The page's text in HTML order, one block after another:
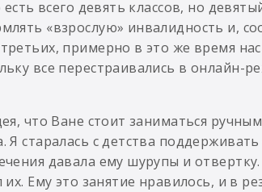
есть всего девять классов, но
«взрослую» инвалидность и,
примерно в это же время
все перестраивались в онлайн-
что Ване стоит заниматься
Я старалась с детства
давала ему шурупы и
Ему это занятие нравилось, и в